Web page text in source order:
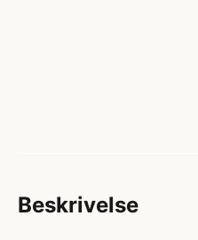
Beskrivelse